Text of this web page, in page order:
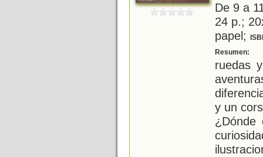
De 9 a
24 p.;
papel;
Resumen:
ruedas
y un
¿Dónde